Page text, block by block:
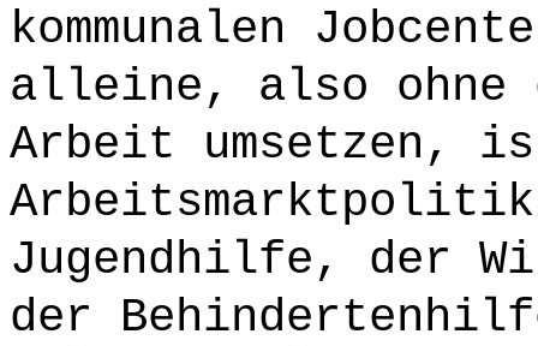
kommunalen
alleine, also ohne
Arbeit umsetzen,
Arbeitsmarktpolitik
Jugendhilfe, der
der